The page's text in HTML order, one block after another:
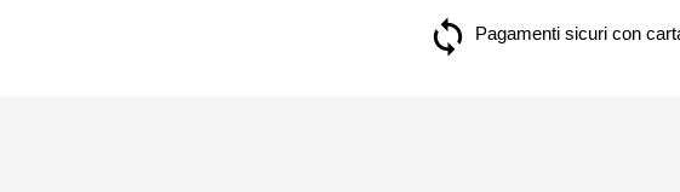
Pagamenti sicuri con